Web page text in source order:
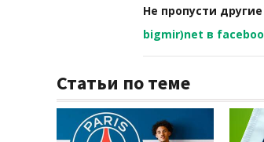
Не пропусти
bigmir)net в
Статьи по теме